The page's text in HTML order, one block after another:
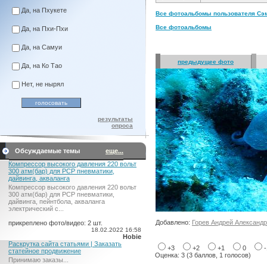
Да, на Пхукете
Да, на Пхи-Пхи
Да, на Самуи
Да, на Ко Тао
Нет, не нырял
результаты
опроса
Обсуждаемые темы
еще...
Компрессор высокого давления 220 вольт
300 атм(бар) для PCP пневматики,
дайвинга, акваланга
Компрессор высокого давления 220 вольт
300 атм(бар) для PCP пневматики,
дайвинга, пейнтбола, акваланга
электрический c...
прикреплено фото/видео: 2 шт.
18.02.2022 16:58
Hobie
Раскрутка сайта статьями | Заказать
статейное продвижение
Принимаю заказы...
Все фотоальбомы пользователя
Все фотоальбомы
предыдущее фото
Добавлено: Горев Андрей
+3 +2 +1 0
Оценка: 3 (3 баллов, 1 голосов)